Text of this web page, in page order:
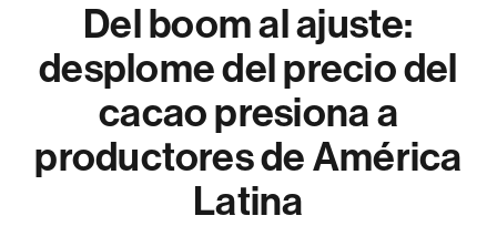
Del boom al ajuste:
desplome del precio del
cacao presiona a
productores de América
Latina